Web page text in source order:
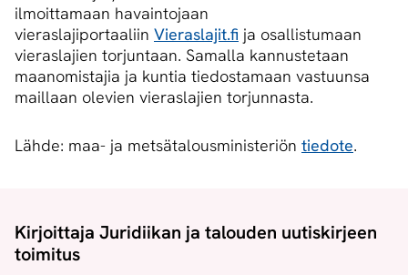
ilmoittamaan havaintojaan
vieraslajiportaaliin Vieraslajit.fi ja osallistumaan
vieraslajien torjuntaan. Samalla kannustetaan
maanomistajia ja kuntia tiedostamaan vastuunsa
maillaan olevien vieraslajien torjunnasta.
Lähde: maa- ja metsätalousministeriön tiedote.
Kirjoittaja Juridiikan ja talouden uutiskirjeen
toimitus